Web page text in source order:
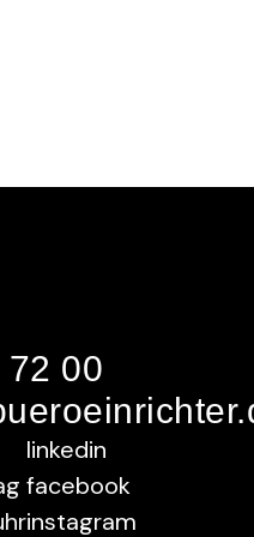
00
linkedin
facebook
instagram